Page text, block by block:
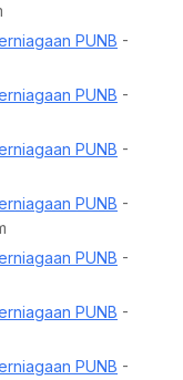
PUNB -
PUNB -
PUNB -
PUNB -
PUNB -
PUNB -
PUNB -